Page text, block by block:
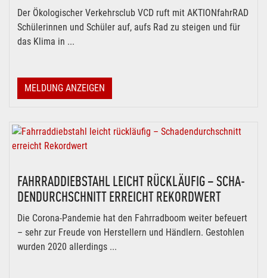
Der Ökologischer Verkehrsclub VCD ruft mit AKTIONfahrRAD
Schülerinnen und Schüler auf, aufs Rad zu steigen und für
das Klima in ...
MELDUNG ANZEIGEN
FAHR­R­AD­DIEB­STAHL LEICHT RÜCK­LÄU­FIG – SCHA­
DEN­DURCH­SCHNITT ERREICHT REKORD­WERT
Die Corona-Pandemie hat den Fahrradboom weiter befeuert
– sehr zur Freude von Herstellern und Händlern. Gestohlen
wurden 2020 allerdings ...